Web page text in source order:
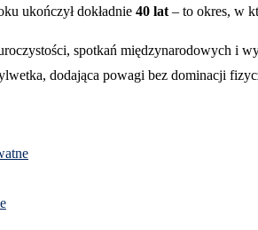
ukończył dokładnie 40 lat – to okres, w
spotkań międzynarodowych
dodająca powagi bez dominacji